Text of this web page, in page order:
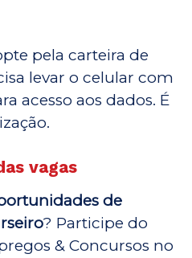
pela carteira de
levar o celular com
acesso aos dados. É
vagas
de
? Participe do
& Concursos no